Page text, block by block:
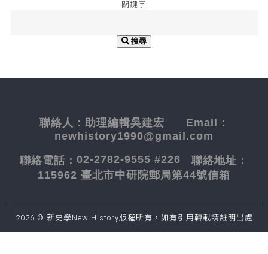
關鍵字
搜尋
聯絡人： 助理編輯吳建宏 Email：
newhistory1990@gmail.com
聯絡電話： 02-2782-9555 #226 聯絡地址：
115962 臺北市中研院郵局第44號信箱
2026 © 新史學New History版權所有，如有引用轉載請註明出處